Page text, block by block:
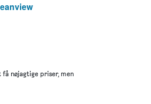
nøjagtige priser, men